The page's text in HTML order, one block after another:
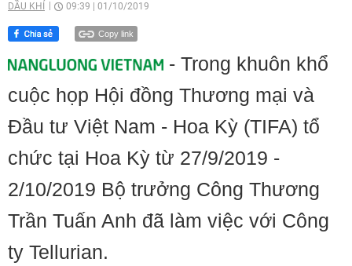
DẦU KHÍ 09:39 01/10/2019
Copy link
- Trong khuôn khổ
cuộc họp Hội đồng Thương mại và
Đầu tư Việt Nam - Hoa Kỳ (TIFA) tổ
chức tại Hoa Kỳ từ 27/9/2019 -
2/10/2019 Bộ trưởng Công Thương
Trần Tuấn Anh đã làm việc với Công
ty Tellurian.